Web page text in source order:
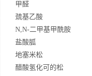
甲醛
巯基乙酸
N,N-二甲基甲酰胺
盐酸胍
地塞米松
醋酸氢化可的松